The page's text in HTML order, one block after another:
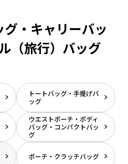
・キャリーバッ
（旅行）バッグ
トートバッグ・手提げバ
ッグ
ウエストポーチ・ボディ
バッグ・コンパクトバッ
グ
ポーチ・クラッチバッグ